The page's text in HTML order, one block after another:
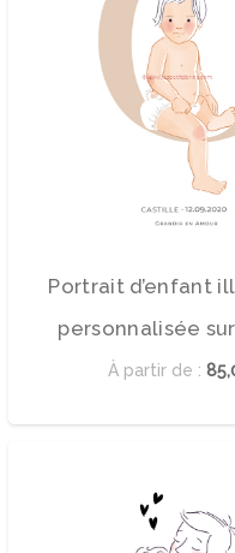
Portrait d’enfant
personnalisée
À partir de :